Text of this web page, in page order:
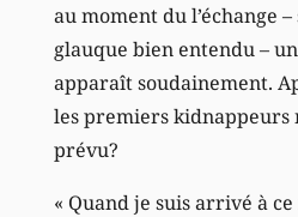
au moment du l’échange
glauque bien entendu –
apparaît soudainement.
les premiers kidnappeurs
prévu?
« Quand je suis arrivé à